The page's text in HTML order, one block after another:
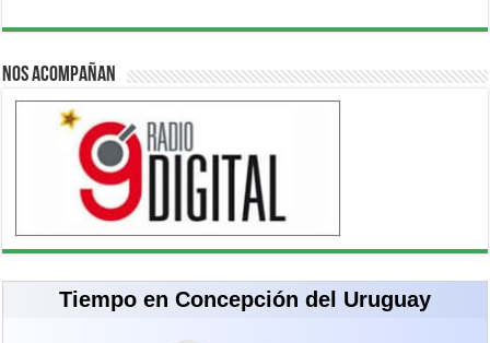
Nos acompañan
Tiempo en Concepción del Uruguay